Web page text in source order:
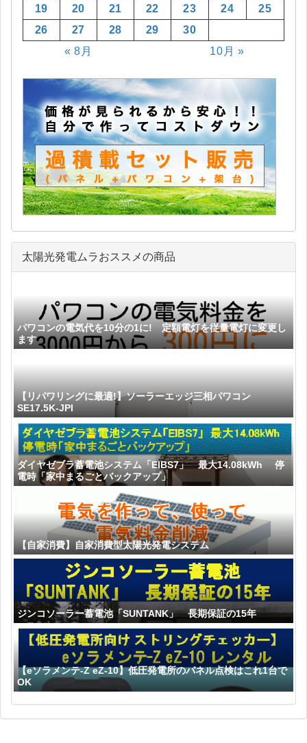
« 8月 10月 »
19
20 21 22 23 24
25
26
27 28 29 30
太陽光発電ムラおススメの商品
パワコンの電気代を10分の1に! 定額電灯を従量電灯に変更し
ます
【リパワリングに最適!】ソーラーエッジ三相パワコン
SE17.5K-JPI
ダイヤゼブラ蓄電池システム「EIBS7」 最大14.08kWh 停
電時「家中まるごとバックアップ」
【自家消費】自家消費型太陽光発電システム
ジンコソーラー蓄電池「SUNTANK」 長期保証の15年
【eソラメンテ-Z eZ-10】低圧発電所のパネル点検はこれ1台で
OK